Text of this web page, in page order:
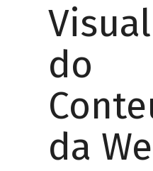
do
da